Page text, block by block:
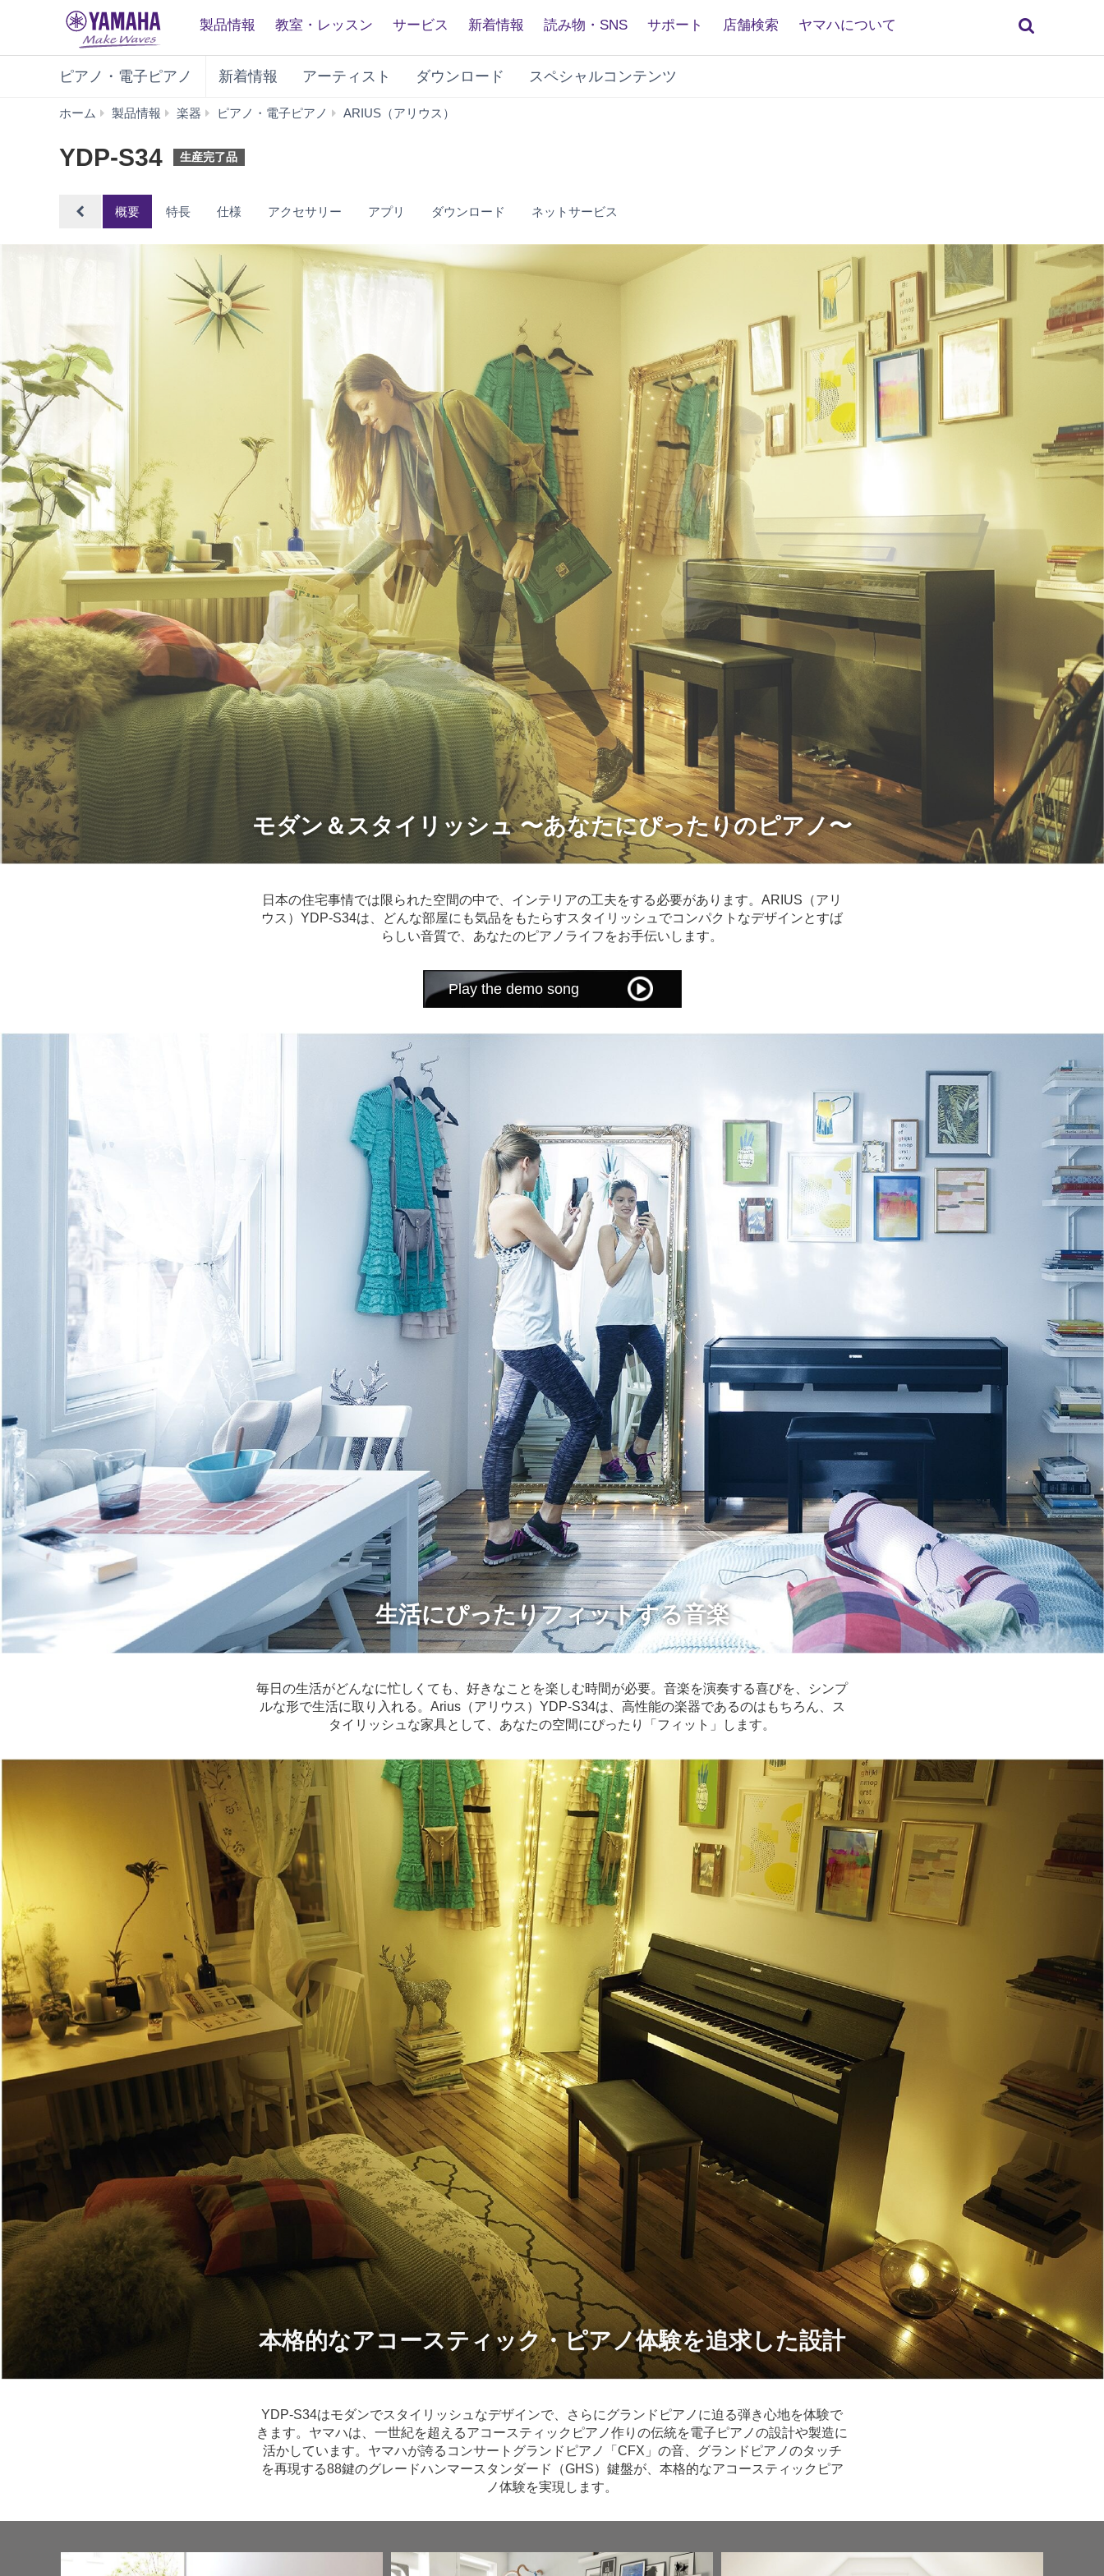
製品情報 教室・レッスン サービス 新着情報 読み物・SNS サポート 店舗検索 ヤマハについて
ピアノ・電子ピアノ 新着情報 アーティスト ダウンロード スペシャルコンテンツ
ホーム 製品情報 楽器 ピアノ・電子ピアノ ARIUS（アリウス）
YDP-S34 生産完了品
概要 特長 仕様 アクセサリー アプリ ダウンロード ネットサービス
モダン＆スタイリッシュ 〜あなたにぴったりのピアノ〜
日本の住宅事情では限られた空間の中で、インテリアの工夫をする必要があります。ARIUS（アリ
ウス）YDP-S34は、どんな部屋にも気品をもたらすスタイリッシュでコンパクトなデザインとすば
らしい音質で、あなたのピアノライフをお手伝いします。
Play the demo song
生活にぴったりフィットする音楽
毎日の生活がどんなに忙しくても、好きなことを楽しむ時間が必要。音楽を演奏する喜びを、シンプ
ルな形で生活に取り入れる。Arius（アリウス）YDP-S34は、高性能の楽器であるのはもちろん、ス
タイリッシュな家具として、あなたの空間にぴったり「フィット」します。
本格的なアコースティック・ピアノ体験を追求した設計
YDP-S34はモダンでスタイリッシュなデザインで、さらにグランドピアノに迫る弾き心地を体験で
きます。ヤマハは、一世紀を超えるアコースティックピアノ作りの伝統を電子ピアノの設計や製造に
活かしています。ヤマハが誇るコンサートグランドピアノ「CFX」の音、グランドピアノのタッチ
を再現する88鍵のグレードハンマースタンダード（GHS）鍵盤が、本格的なアコースティックピア
ノ体験を実現します。